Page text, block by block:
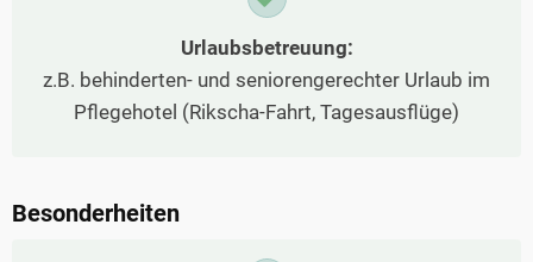
Urlaubsbetreuung:
z.B. behinderten- und seniorengerechter Urlaub im
Pflegehotel (Rikscha-Fahrt, Tagesausflüge)
Besonderheiten